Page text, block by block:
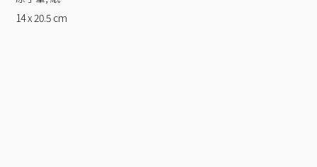
14 x 20.5 cm